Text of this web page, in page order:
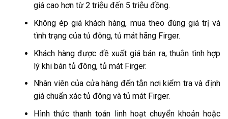
giá cao hơn từ 2 triệu đến 5 triệu đồng.
Không ép giá khách hàng, mua theo đúng giá trị và
tình trạng của tủ đông, tủ mát hãng Firger.
Khách hàng được đề xuất giá bán ra, thuận tình hợp
lý khi bán tủ đông, tủ mát Firger.
Nhân viên của cửa hàng đến tận nơi kiểm tra và định
giá chuẩn xác tủ đông và tủ mát Firger.
Hình thức thanh toán linh hoạt chuyển khoản hoặc